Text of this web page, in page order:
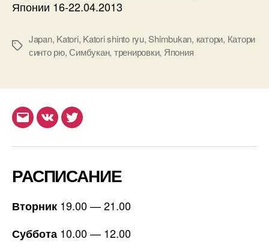
Японии 16-22.04.2013
Метки
Japan, Katori, Katori shinto ryu,Shimbukan, катори, Катори
синто рю,Симбукан, тренировки, Япония
EmailВКонтакте
Twitter
РАСПИСАНИЕ
Вторник 19.00 — 21.00
Суббота 10.00 — 12.00